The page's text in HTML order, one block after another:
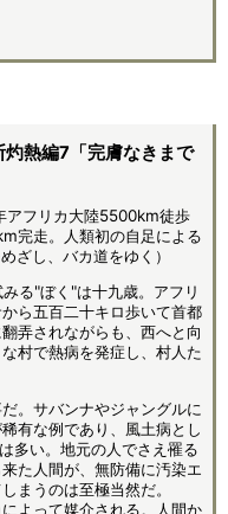
熱編7「完膚なきまで
アフリカ大陸5500km徒歩
完走。人類初の自足による
し、バカ道をゆく）
る"ぼく"は十九歳。アフリ
ら五百二十キロ歩いて首都
弄されながらも、西へと向
村で熱病を発症し、村人た
。サバンナやジャングルに
有な例であり、風土病とし
多い。地元の人でさえ罹る
た人間が、無防備に汚染エ
まうのは至極当然だ。
よって媒介される。人間か